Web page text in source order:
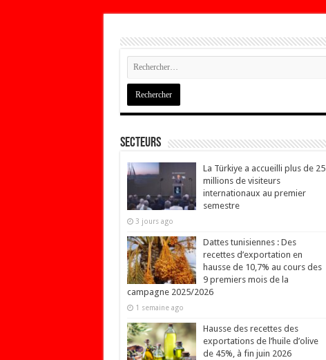
Secteurs
La Türkiye a accueilli plus de 25
millions de visiteurs
internationaux au premier
semestre
3 jours ago
Dattes tunisiennes : Des
recettes d’exportation en
hausse de 10,7% au cours des
9 premiers mois de la
campagne 2025/2026
1 semaine ago
Hausse des recettes des
exportations de l’huile d’olive
de 45%, à fin juin 2026